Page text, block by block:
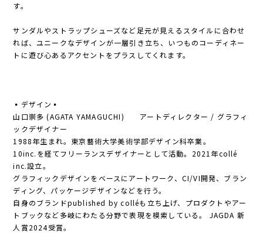
す。
サンダルやストラップシューズなど足元が見えるスタイルに合わせ
れば、ユニークなデザインが一層引き立ち、いつものコーディネー
トに遊び心あるアクセントをプラスしてくれます。
▪️デザイン▪️
山口崇多 (AGATA YAMAGUCHI) アートディレクター / グラフィ
ックデザイナー
1988年生まれ。東京藝術大学美術学部デザイン科卒業。
10inc.を経てフリーランスデザイナーとして活動。2021年collé
inc.設立。
グラフィックデザインをベースにアートワーク、CI/VI開発、ブラン
ディング、パッケージデザインなどを行う。
自身のブランドpublished by colléも立ち上げ、プロダクトやアー
トブックなど多岐にわたる分野で表現を模索している。 JAGDA 新
人賞2024受賞。